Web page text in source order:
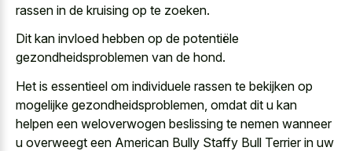
rassen in de kruising op te zoeken.
Dit kan invloed hebben op de potentiële
gezondheidsproblemen van de hond.
Het is essentieel om individuele rassen te bekijken op
mogelijke gezondheidsproblemen, omdat dit u kan
helpen een weloverwogen beslissing te nemen wanneer
u overweegt een American Bully Staffy Bull Terrier in uw